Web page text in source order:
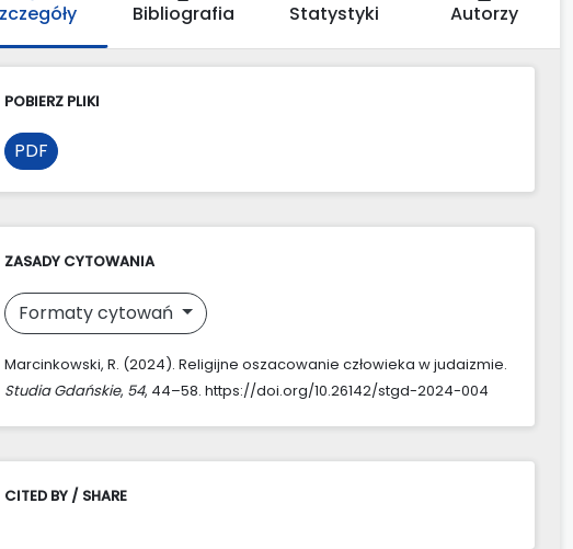
Bibliografia Statystyki Autorzy
POBIERZ PLIKI
PDF
ZASADY CYTOWANIA
Formaty cytowań
Marcinkowski, R. (2024). Religijne oszacowanie człowieka w judaizmie.
Studia Gdańskie, 54, 44–58. https://doi.org/10.26142/stgd-2024-004
CITED BY / SHARE